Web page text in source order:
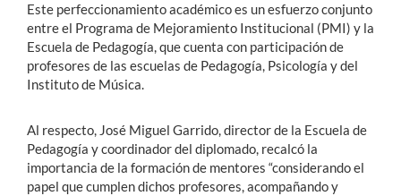
Este perfeccionamiento académico es un esfuerzo conjunto
entre el Programa de Mejoramiento Institucional (PMI) y la
Escuela de Pedagogía, que cuenta con participación de
profesores de las escuelas de Pedagogía, Psicología y del
Instituto de Música.
Al respecto, José Miguel Garrido, director de la Escuela de
Pedagogía y coordinador del diplomado, recalcó la
importancia de la formación de mentores “considerando el
papel que cumplen dichos profesores, acompañando y